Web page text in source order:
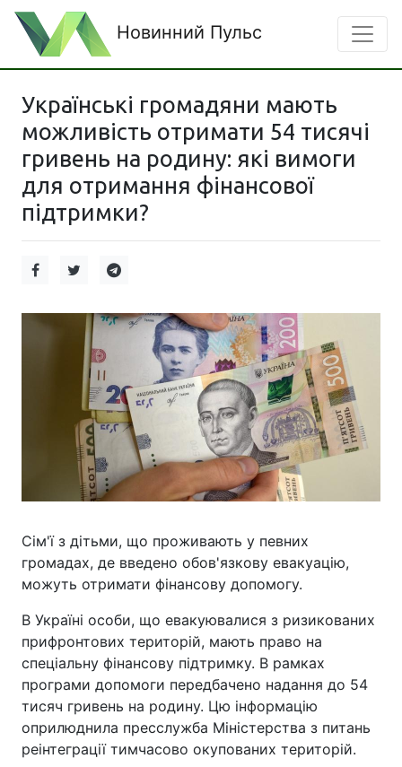
Новинний Пульс
Українські громадяни мають
можливість отримати 54 тисячі
гривень на родину: які вимоги
для отримання фінансової
підтримки?
Сім'ї з дітьми, що проживають у певних
громадах, де введено обов'язкову евакуацію,
можуть отримати фінансову допомогу.
В Україні особи, що евакуювалися з ризикованих
прифронтових територій, мають право на
спеціальну фінансову підтримку. В рамках
програми допомоги передбачено надання до 54
тисяч гривень на родину. Цю інформацію
оприлюднила пресслужба Міністерства з питань
реінтеграції тимчасово окупованих територій.